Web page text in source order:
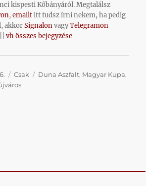
kispesti Kőbányáról. Megtalálsz
,emailtitt tudsz írni nekem, ha pedig
akkorSignalonvagyTelegramon
||vh összes bejegyzése
Kategória
Csak Címke
Duna Aszfalt, Magyar Kupa,